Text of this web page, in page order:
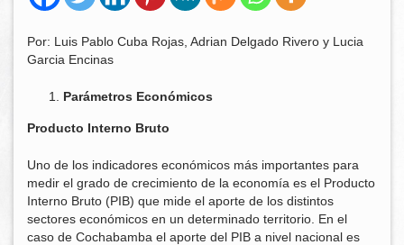
Por: Luis Pablo Cuba Rojas, Adrian Delgado Rivero y Lucia
Garcia Encinas
Parámetros Económicos
Producto Interno Bruto
Uno de los indicadores económicos más importantes para
medir el grado de crecimiento de la economía es el Producto
Interno Bruto (PIB) que mide el aporte de los distintos
sectores económicos en un determinado territorio. En el
caso de Cochabamba el aporte del PIB a nivel nacional es